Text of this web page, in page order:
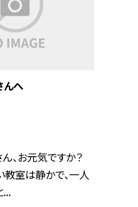
んへ
、お元気ですか？
室は静かで、一人
...